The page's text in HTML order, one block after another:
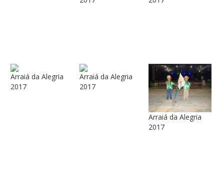
Arraiá da Alegria
2017
Arraiá da Alegria
2017
Arraiá da Alegria
2017